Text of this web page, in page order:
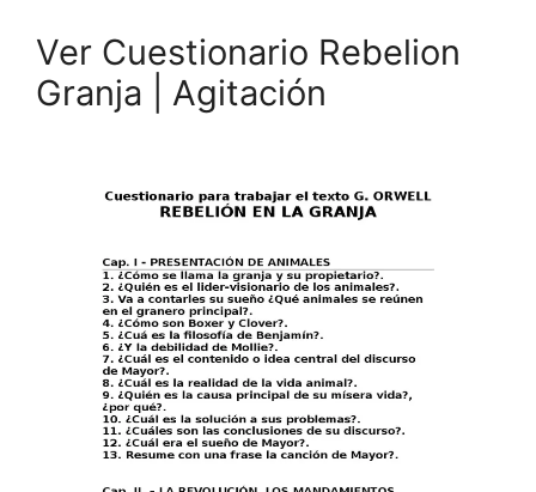
Ver Cuestionario Rebelion
Granja | Agitación